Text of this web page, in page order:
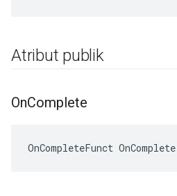
Atribut publik
OnComplete
OnCompleteFunct OnComplete